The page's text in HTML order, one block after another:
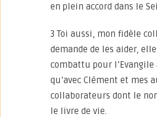
en plein accord dans le
3 Toi aussi, mon fidèle
demande de les aider,
combattu pour l’Evangile
qu’avec Clément et mes
collaborateurs dont le
le livre de vie.